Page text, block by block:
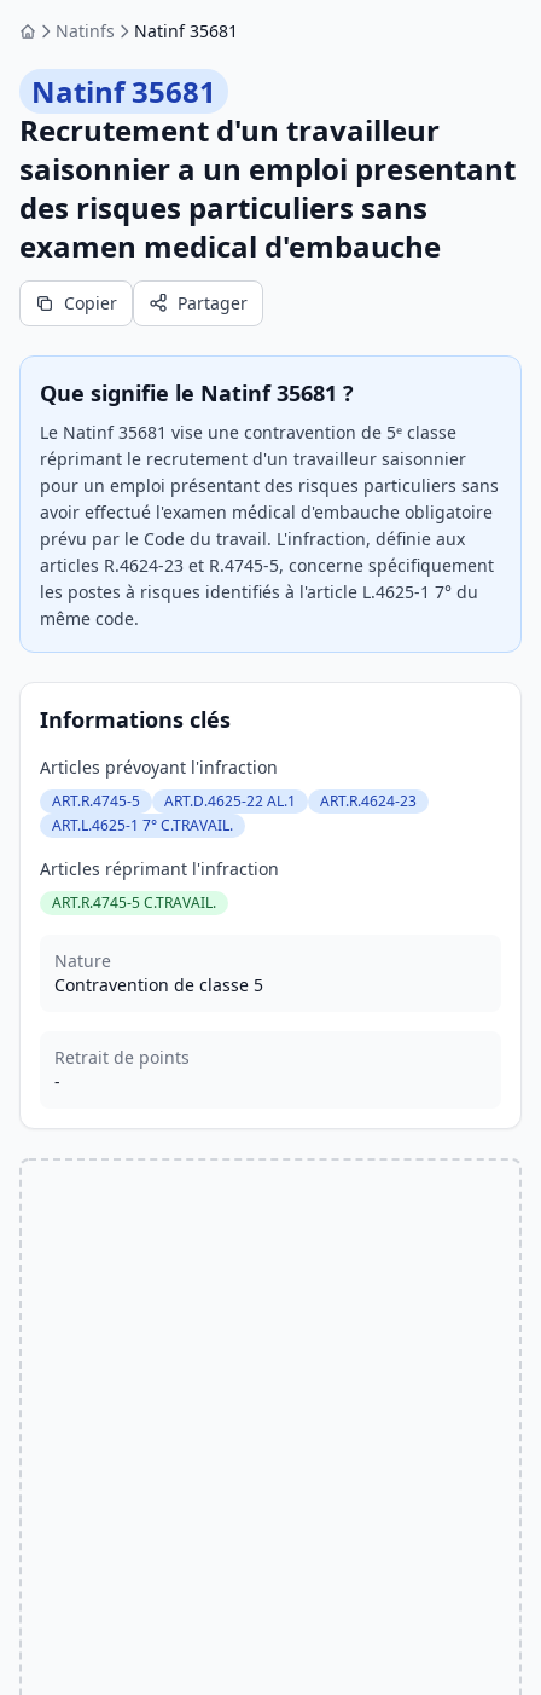
AccueilNatinfs Natinf 35681
Natinf 35681
Recrutement d'un travailleur
saisonnier a un emploi presentant
des risques particuliers sans
examen medical d'embauche
Copier Partager
Que signifie le Natinf 35681 ?
Le Natinf 35681 vise une contravention de 5ᵉ classe
réprimant le recrutement d'un travailleur saisonnier
pour un emploi présentant des risques particuliers sans
avoir effectué l'examen médical d'embauche obligatoire
prévu par le Code du travail. L'infraction, définie aux
articles R.4624-23 et R.4745-5, concerne spécifiquement
les postes à risques identifiés à l'article L.4625-1 7° du
même code.
Informations clés
Articles prévoyant l'infraction
ART.R.4745-5 ART.D.4625-22 AL.1
ART.R.4624-23
ART.L.4625-1 7° C.TRAVAIL.
Articles réprimant l'infraction
ART.R.4745-5 C.TRAVAIL.
Nature
Contravention de classe 5
Retrait de points
-